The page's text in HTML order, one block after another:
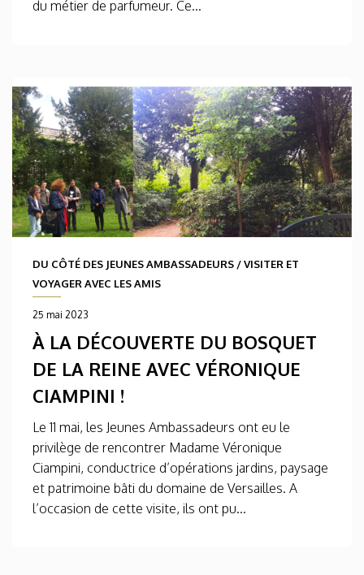
du métier de parfumeur. Ce...
DU CÔTÉ DES JEUNES AMBASSADEURS /VISITER ET
VOYAGER AVEC LES AMIS
25 mai 2023
À LA DÉCOUVERTE DU BOSQUET
DE LA REINE AVEC VÉRONIQUE
CIAMPINI !
Le 11 mai, les Jeunes Ambassadeurs ont eu le
privilège de rencontrer Madame Véronique
Ciampini, conductrice d’opérations jardins, paysage
et patrimoine bâti du domaine de Versailles. A
l’occasion de cette visite, ils ont pu...